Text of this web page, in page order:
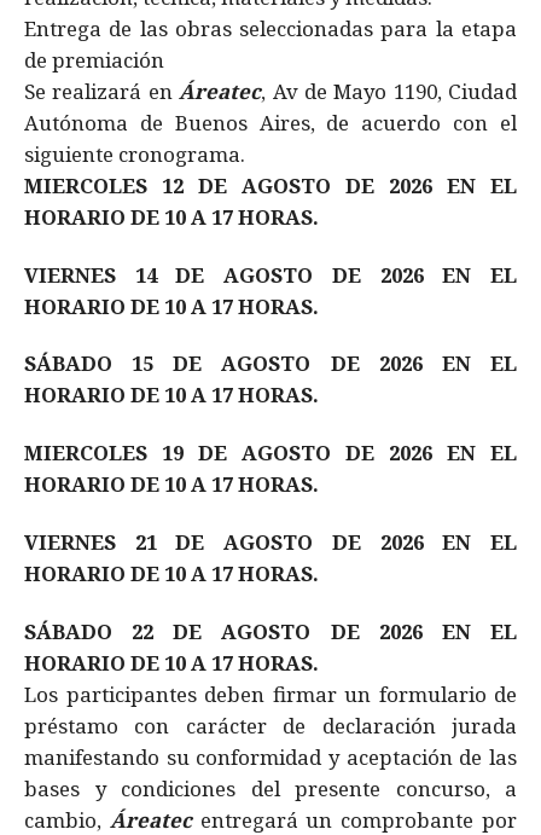
Entrega de las obras seleccionadas para la etapa
de premiación
Se realizará enÁreatec, Av de Mayo 1190, Ciudad
Autónoma de Buenos Aires, de acuerdo con el
siguiente cronograma.
​MIERCOLES 12 DE AGOSTO DE 2026 EN EL
HORARIO DE 10 A 17 HORAS.
VIERNES 14 DE AGOSTO DE 2026 EN EL
HORARIO DE 10 A 17 HORAS.
SÁBADO 15 DE AGOSTO DE 2026 EN EL
HORARIO DE 10 A 17 HORAS.
MIERCOLES 19 DE AGOSTO DE 2026 EN EL
HORARIO DE 10 A 17 HORAS.
VIERNES 21 DE AGOSTO DE 2026 EN EL
HORARIO DE 10 A 17 HORAS.
SÁBADO 22 DE AGOSTO DE 2026 EN EL
HORARIO DE 10 A 17 HORAS.
​Los participantes deben firmar un formulario de
préstamo con carácter de declaración jurada
manifestando su conformidad y aceptación de las
bases y condiciones del presente concurso, a
cambio, Áreatecentregará un comprobante por